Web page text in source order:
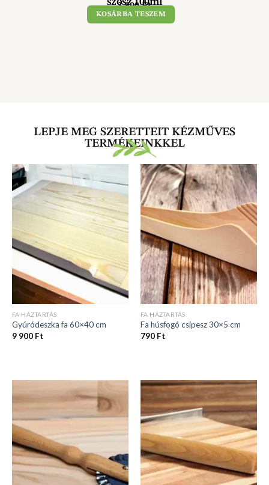
3 590Ft
KOSÁRBA TESZEM
LEPJE MEG SZERETTEIT KÉZMŰVES
TERMÉKEINKKEL
FA HÁZTARTÁS
Gyúródeszka fa 60×40 cm
9 900 Ft
FA HÁZTARTÁS
Fa húsfogó csipesz 30×5 cm
790 Ft